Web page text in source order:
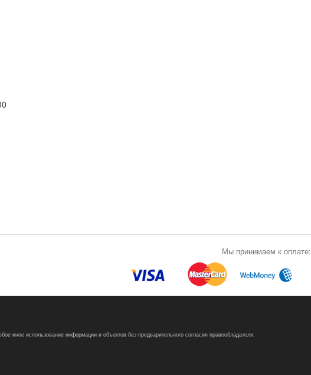
Мы принимаем к оплате:
иное использование информации и объектов без предварительного согласия правообладателя.